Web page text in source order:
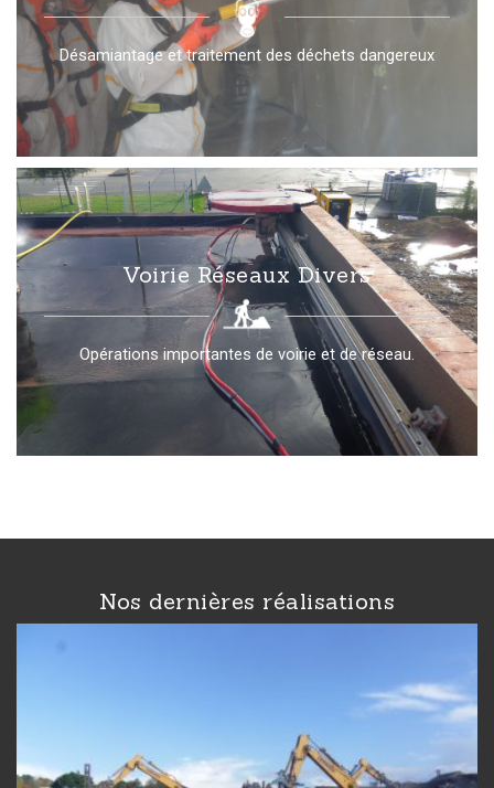
Désamiantage et traitement des déchets dangereux
Voirie Réseaux Divers
Opérations importantes de voirie et de réseau.
Nos dernières réalisations